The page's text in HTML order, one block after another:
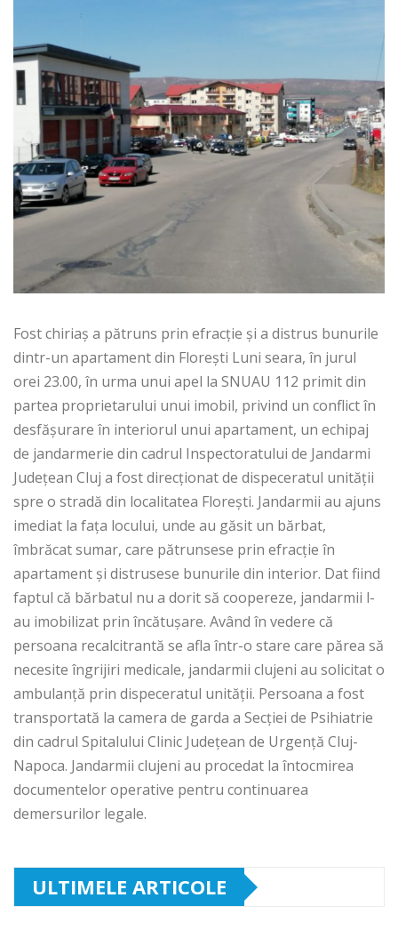
Fost chiriaș a pătruns prin efracție și a distrus bunurile
dintr-un apartament din Florești Luni seara, în jurul
orei 23.00, în urma unui apel la SNUAU 112 primit din
partea proprietarului unui imobil, privind un conflict în
desfăşurare în interiorul unui apartament, un echipaj
de jandarmerie din cadrul Inspectoratului de Jandarmi
Judeţean Cluj a fost direcţionat de dispeceratul unităţii
spre o stradă din localitatea Florești. Jandarmii au ajuns
imediat la faţa locului, unde au găsit un bărbat,
îmbrăcat sumar, care pătrunsese prin efracție în
apartament și distrusese bunurile din interior. Dat fiind
faptul că bărbatul nu a dorit să coopereze, jandarmii l-
au imobilizat prin încătușare. Având în vedere că
persoana recalcitrantă se afla într-o stare care părea să
necesite îngrijiri medicale, jandarmii clujeni au solicitat o
ambulanță prin dispeceratul unităţii. Persoana a fost
transportată la camera de garda a Secției de Psihiatrie
din cadrul Spitalului Clinic Județean de Urgență Cluj-
Napoca. Jandarmii clujeni au procedat la întocmirea
documentelor operative pentru continuarea
demersurilor legale.
ULTIMELE ARTICOLE